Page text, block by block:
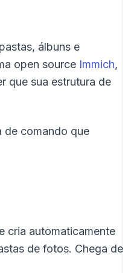
álbuns e
open source Immich,
que sua estrutura de
de comando que
cria automaticamente
de fotos. Chega de